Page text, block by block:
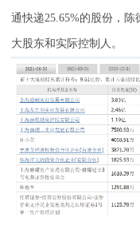
通快递25.65%的股份，
大股东和实际控制人。